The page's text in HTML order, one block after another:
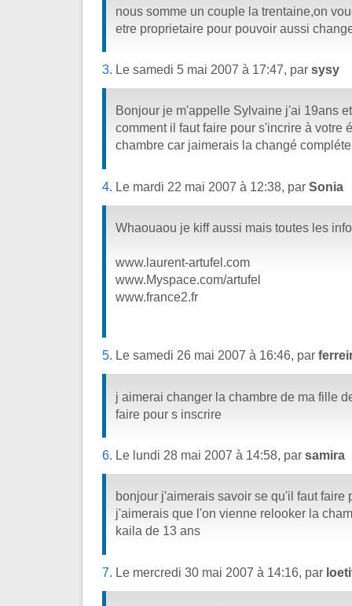
nous somme un couple la trentaine,on
etre proprietaire pour pouvoir aussi
3. Le samedi 5 mai 2007 à 17:47, par sysy
Bonjour je m'appelle Sylvaine j'ai 19ans
comment il faut faire pour s'incrire à votre
chambre car jaimerais la changé
4. Le mardi 22 mai 2007 à 12:38, par Sonia
Whaouaou je kiff aussi mais toutes les
www.laurent-artufel.com
www.Myspace.com/artufel
www.france2.fr
5. Le samedi 26 mai 2007 à 16:46, par
j aimerai changer la chambre de ma fille
faire pour s inscrire
6. Le lundi 28 mai 2007 à 14:58, par samira
bonjour j'aimerais savoir se qu'il faut faire
j'aimerais que l'on vienne relooker la
kaila de 13 ans
7. Le mercredi 30 mai 2007 à 14:16, par